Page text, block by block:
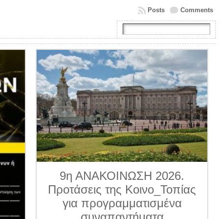
Comments
Posts
9η ΑΝΑΚΟΙΝΩΣΗ 2026.
Προτάσεις της Κοινο_Τοπίας
για προγραμματισμένα